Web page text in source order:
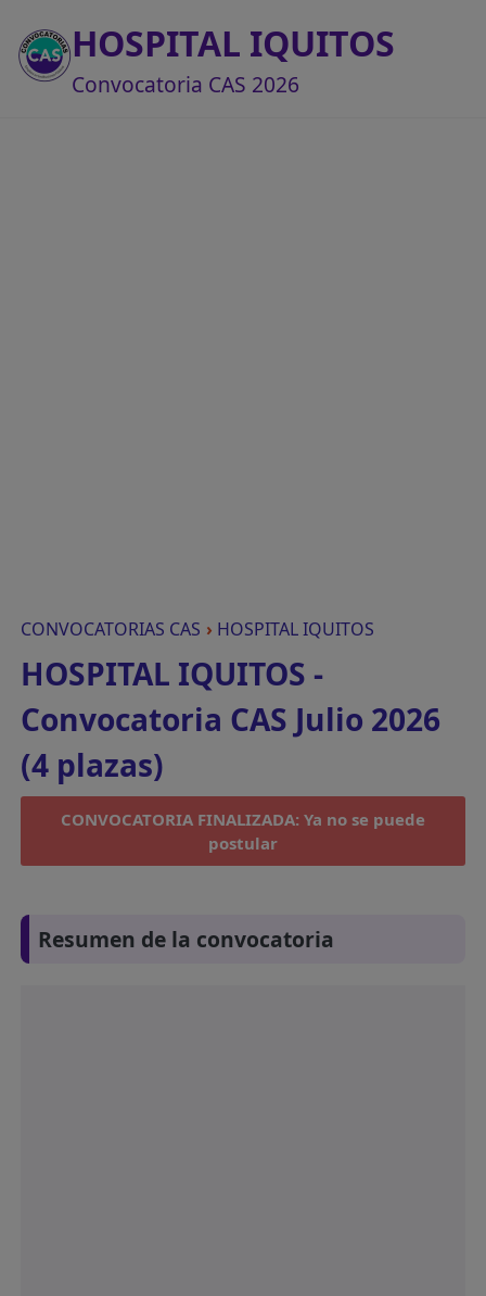
HOSPITAL IQUITOS
Convocatoria CAS 2026
CONVOCATORIAS CAS › HOSPITAL IQUITOS
HOSPITAL IQUITOS -
Convocatoria CAS Julio 2026
(4 plazas)
CONVOCATORIA FINALIZADA: Ya no se puede
postular
Resumen de la convocatoria